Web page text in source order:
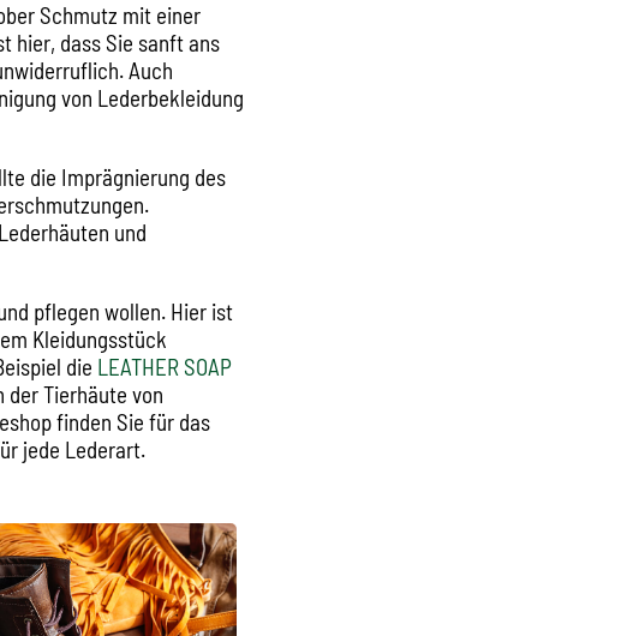
Schmutz mit einer
hier, dass Sie sanft ans
Auch
von Lederbekleidung
die Imprägnierung des
und
pflegen wollen. Hier ist
Kleidungsstück
die LEATHER SOAP
der Tierhäute von
finden Sie für das
jede Lederart.